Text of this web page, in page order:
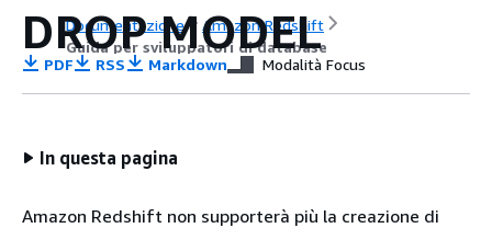
Documentazione
Amazon Redshift
Guida per sviluppatori di database
DROP MODEL
PDF RSS Markdown Modalità Focus
In questa pagina
Amazon Redshift non supporterà più la creazione di